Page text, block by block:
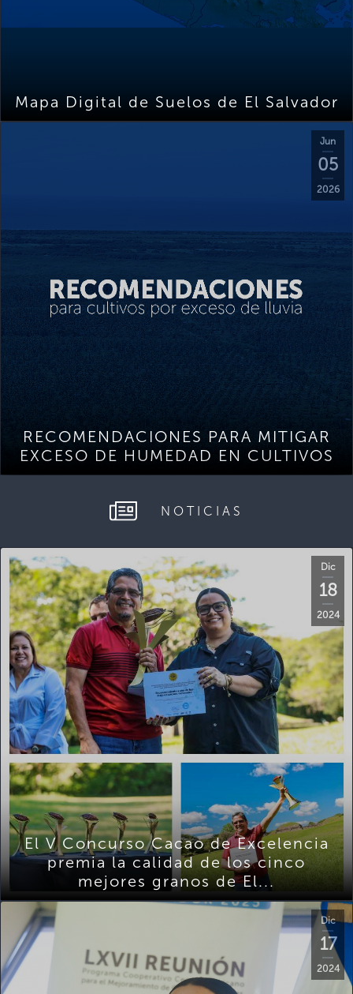
Mapa Digital de Suelos de El Salvador
Jun
05
2026
RECOMENDACIONES PARA MITIGAR
EXCESO DE HUMEDAD EN CULTIVOS
NOTICIAS
Dic
18
2024
El V Concurso Cacao de Excelencia
premia la calidad de los cinco
mejores granos de El...
Dic
17
2024